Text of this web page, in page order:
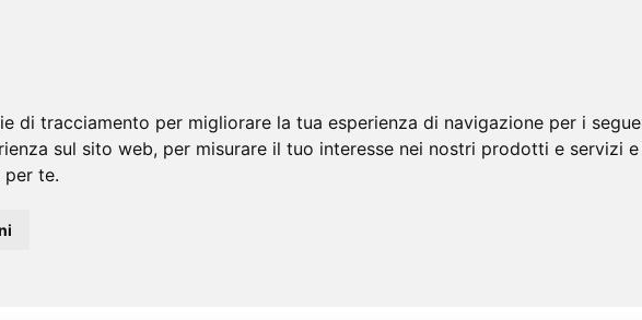
di tracciamento per migliorare la tua esperienza di navigazione per i
sul sito web, per misurare il tuo interesse nei nostri prodotti e servizi
per te.